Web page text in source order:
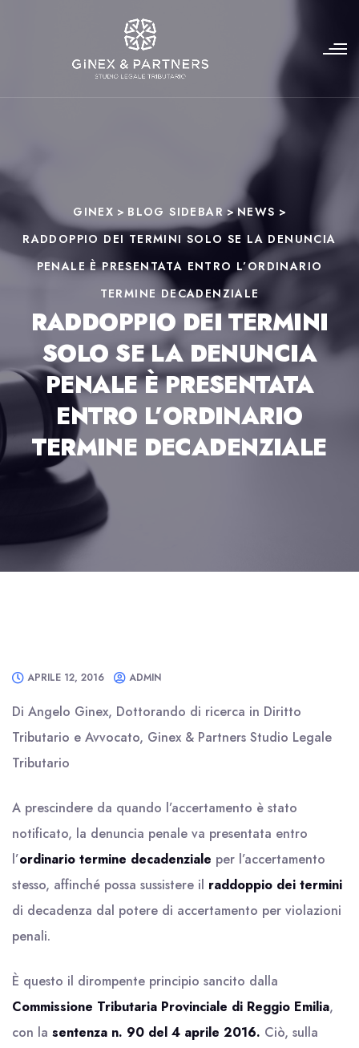
GINEX > BLOG SIDEBAR>NEWS >
RADDOPPIO DEI TERMINI SOLO SE LA DENUNCIA
PENALE È PRESENTATA ENTRO L’ORDINARIO
TERMINE DECADENZIALE
RADDOPPIO DEI TERMINI
SOLO SE LA DENUNCIA
PENALE È PRESENTATA
ENTRO L’ORDINARIO
TERMINE DECADENZIALE
APRILE 12, 2016 ADMIN
Di Angelo Ginex, Dottorando di ricerca in Diritto
Tributario e Avvocato, Ginex & Partners Studio Legale
Tributario
A prescindere da quando l’accertamento è stato
notificato, la denuncia penale va presentata entro
l’ordinario termine decadenziale per l’accertamento
stesso, affinché possa sussistere il raddoppio dei termini
di decadenza dal potere di accertamento per violazioni
penali.
È questo il dirompente principio sancito dalla
Commissione Tributaria Provinciale di Reggio Emilia,
con la sentenza n. 90 del 4 aprile 2016. Ciò, sulla